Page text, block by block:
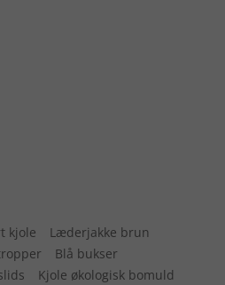
kjole
Læderjakke brun
Blå bukser
Kjole økologisk bomuld